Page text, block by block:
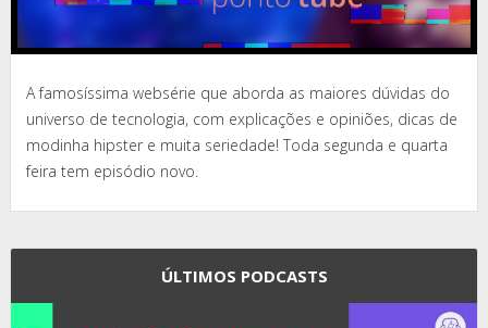
A famosíssima websérie que aborda as maiores dúvidas do
universo de tecnologia, com explicações e opiniões, dicas de
modinha hipster e muita seriedade! Toda segunda e quarta
feira tem episódio novo.
ÚLTIMOS PODCASTS